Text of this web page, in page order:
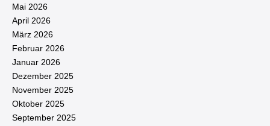
Mai 2026
April 2026
März 2026
Februar 2026
Januar 2026
Dezember 2025
November 2025
Oktober 2025
September 2025